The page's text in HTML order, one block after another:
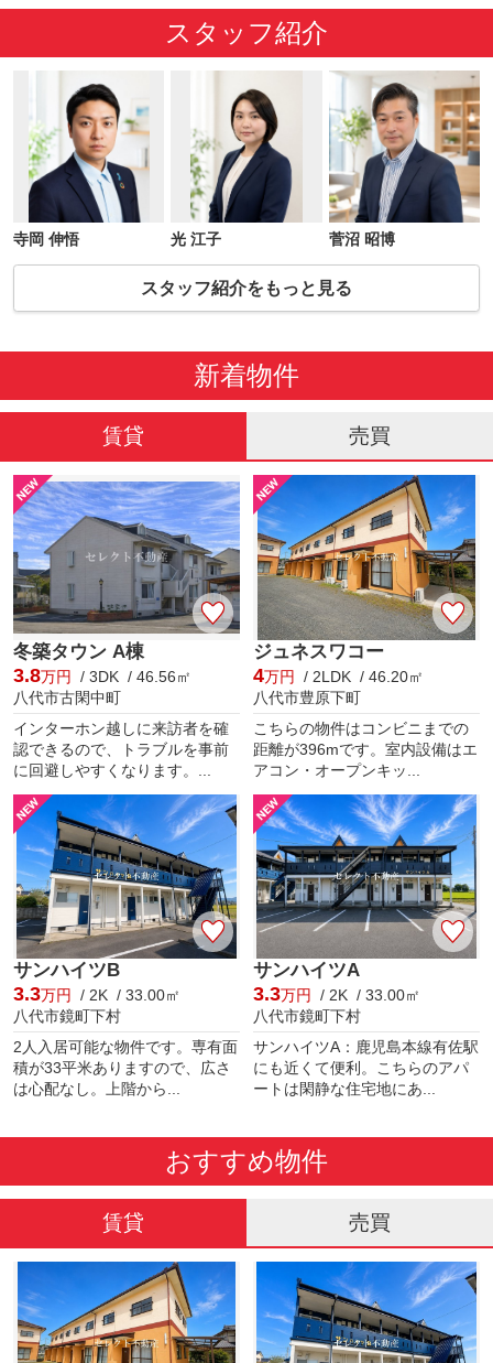
スタッフ紹介
寺岡 伸悟 光 江子 菅沼 昭博
スタッフ紹介をもっと見る
新着物件
賃貸 売買
冬築タウン A棟
3.8万円
/ 3DK / 46.56㎡
八代市古閑中町
インターホン越しに来訪者を確
認できるので、トラブルを事前
に回避しやすくなります。...
ジュネスワコー
4万円
/ 2LDK / 46.20㎡
八代市豊原下町
こちらの物件はコンビニまでの
距離が396mです。室内設備はエ
アコン・オープンキッ...
サンハイツB
3.3万円
/ 2K / 33.00㎡
八代市鏡町下村
2人入居可能な物件です。専有面
積が33平米ありますので、広さ
は心配なし。上階から...
サンハイツA
3.3万円
/ 2K / 33.00㎡
八代市鏡町下村
サンハイツA：鹿児島本線有佐駅
にも近くて便利。こちらのアパ
ートは閑静な住宅地にあ...
おすすめ物件
賃貸 売買